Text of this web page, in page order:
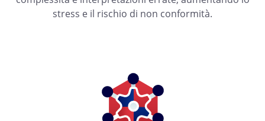
stress e il rischio di non conformità.